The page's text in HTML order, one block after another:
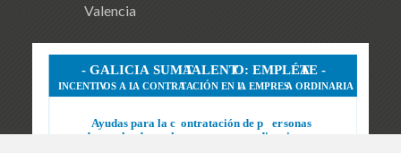
Valencia